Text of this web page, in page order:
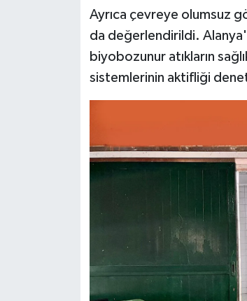
Ayrıca çevreye olumsuz
da değerlendirildi.
biyobozunur atıkların
sistemlerinin aktifliği